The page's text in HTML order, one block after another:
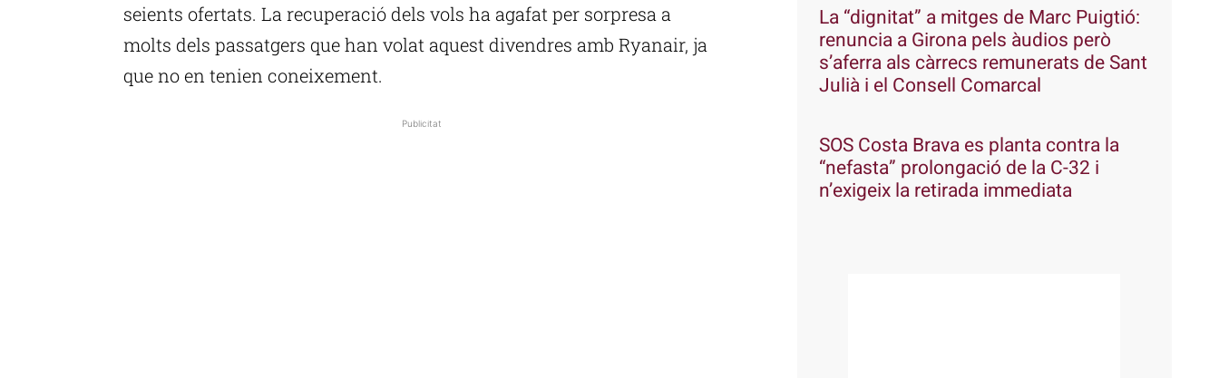
seients ofertats. La recuperació dels vols ha agafat per sorpresa a
molts dels passatgers que han volat aquest divendres amb Ryanair, ja
que no en tenien coneixement.
Publicitat
La “dignitat” a mitges de Marc Puigtió:
renuncia a Girona pels àudios però
s’aferra als càrrecs remunerats de Sant
Julià i el Consell Comarcal
SOS Costa Brava es planta contra la
“nefasta” prolongació de la C-32 i
n’exigeix la retirada immediata